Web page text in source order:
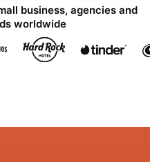
business, agencies and
worldwide